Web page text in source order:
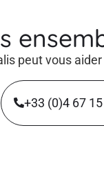
peut vous
+33 (0)4 67